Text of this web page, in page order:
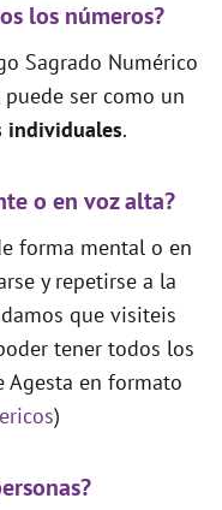
los números?
Sagrado Numérico
ser como un
individuales.
o en voz alta?
forma mental o en
y repetirse a la
que visiteis
tener todos los
Agesta en formato
)